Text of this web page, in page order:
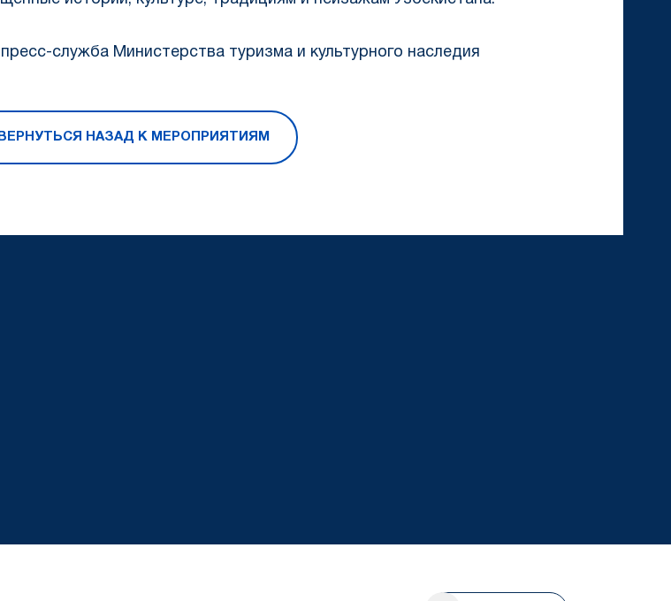
служба Министерства туризма и культурного наследия
ВЕРНУТЬСЯ НАЗАД К МЕРОПРИЯТИЯМ